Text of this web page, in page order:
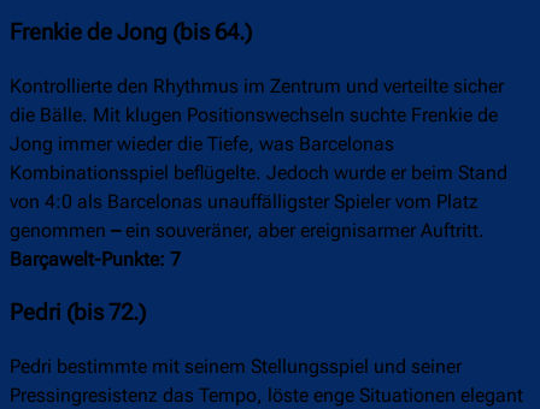
Frenkie de Jong (bis 64.)
Kontrollierte den Rhythmus im Zentrum und verteilte sicher
die Bälle. Mit klugen Positionswechseln suchte Frenkie de
Jong immer wieder die Tiefe, was Barcelonas
Kombinationsspiel beflügelte. Jedoch wurde er beim Stand
von 4:0 als Barcelonas unauffälligster Spieler vom Platz
genommen –ein souveräner, aber ereignisarmer Auftritt.
Barçawelt-Punkte: 7
Pedri (bis 72.)
Pedri bestimmte mit seinem Stellungsspiel und seiner
Pressingresistenz das Tempo, löste enge Situationen elegant